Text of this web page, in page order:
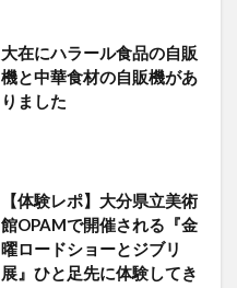
大在にハラール食品の自販
機と中華食材の自販機があ
りました
【体験レポ】大分県立美術
館OPAMで開催される『金
曜ロードショーとジブリ
展』ひと足先に体験してき